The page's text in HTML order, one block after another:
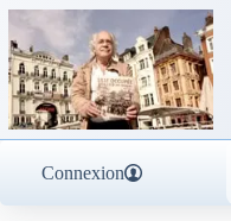
Passer
contenu
Connexion